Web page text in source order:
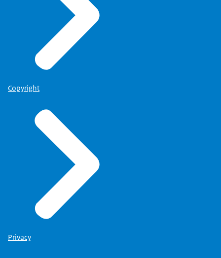
Maar er kwamen protesten tegen dat die kinderen
naar het Hollands Siberië kwamen,
zo werd dat genoemd.
Door deze protesten was Van den Bosch
genoodzaakt om de gestichten
langzaam maar zeker ook met landlopers,
En het verhaal van het heropvoeden van die
steeds verder naar de achtergrond.
P: En langzaam maar zeker verandert het
idealistische experiment
van generaal Van den Bosch in een toevluchtsoord
voor boeven en criminelen.
BEN: In 1859 is de Maatschappij van
Weldadigheid failliet,
maar hier in deze drie gestichten wonen zo'n 3000
tot 4000 mensen,
Copyright
Privacy